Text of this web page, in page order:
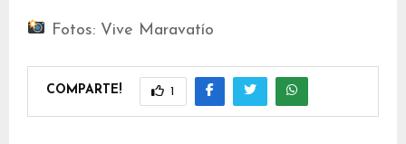
Fotos: Vive Maravatío
COMPARTE! 1